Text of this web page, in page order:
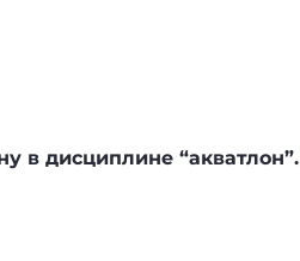
в дисциплине “акватлон”.